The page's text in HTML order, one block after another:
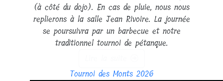
(à côté du dojo). En cas de pluie, nous nous
replierons à la salle Jean Rivoire. La journée
se poursuivra par un barbecue et notre
traditionnel tournoi de pétanque.
Tournoi des Monts 2026